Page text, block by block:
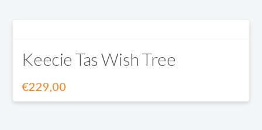
worden
op
de
meerdere
variaties.
Deze
Keecie Tas Wish Tree
€229,00
Dit